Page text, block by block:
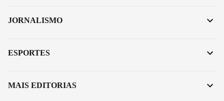
JORNALISMO
ESPORTES
MAIS EDITORIAS